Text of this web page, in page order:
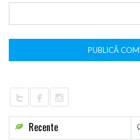
Recente